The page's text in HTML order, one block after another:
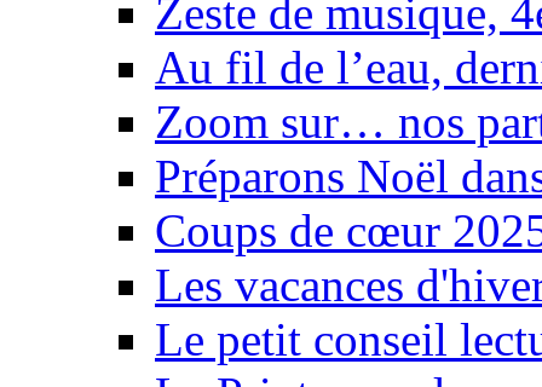
Zeste de musique,
Au fil de l’eau,
Zoom sur… nos
Préparons Noël
Coups de cœur
Les vacances
Le petit conseil